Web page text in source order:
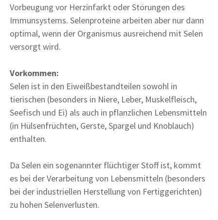
Vorbeugung vor Herzinfarkt oder Störungen des
Immunsystems. Selenproteine arbeiten aber nur dann
optimal, wenn der Organismus ausreichend mit Selen
versorgt wird.
Vorkommen:
Selen ist in den Eiweißbestandteilen sowohl in
tierischen (besonders in Niere, Leber, Muskelfleisch,
Seefisch und Ei) als auch in pflanzlichen Lebensmitteln
(in Hülsenfrüchten, Gerste, Spargel und Knoblauch)
enthalten.
Da Selen ein sogenannter flüchtiger Stoff ist, kommt
es bei der Verarbeitung von Lebensmitteln (besonders
bei der industriellen Herstellung von Fertiggerichten)
zu hohen Selenverlusten.